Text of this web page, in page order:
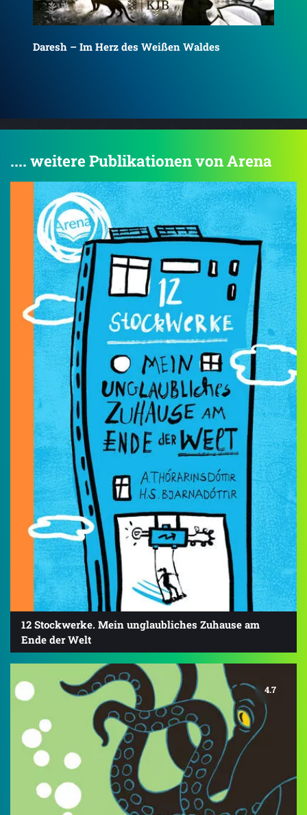
Daresh – Im Tal des Kalten Feuers
.... weitere Publikationen von Arena
12 Stockwerke. Mein unglaubliches Zuhause am
Ende der Welt
4.7